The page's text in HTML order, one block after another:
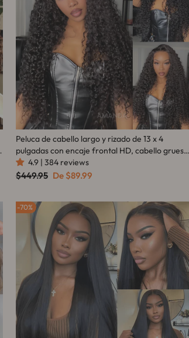
Peluca de cabello largo y rizado de 13 x 4
pulgadas con encaje frontal HD, cabello grueso
y rizado, pelucas sin pegamento, stock limitado
- Amanda Hair
4.9 | 384 reviews
Precio
$449.95 Precio
De $89.99
70%